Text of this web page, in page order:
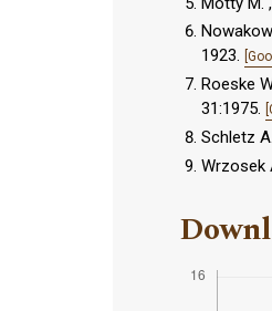
1923.
Roeske
31:1975.
Schletz
Wrzosek